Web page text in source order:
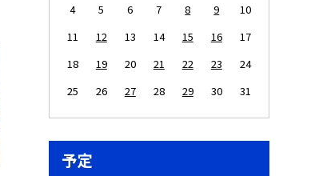
4
5 6 7 8 9
10
11
12 13 14 15 16
17
18
19 20 21 22 23
24
25
26 27 28 29 30 31
予定